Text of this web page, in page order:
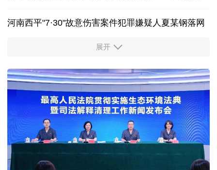
河南西平"7·30"故意伤害案件犯罪嫌疑人夏某钢落网
服务实体经济 财政金融打出“组合拳”
美媒:多场景低成本应用 中国让AI变得更具实用价值
上半年机械工业规上企业实现营业收入同比增长
6.5%
“零关税”实施100天 见证中非合作新气象
展开